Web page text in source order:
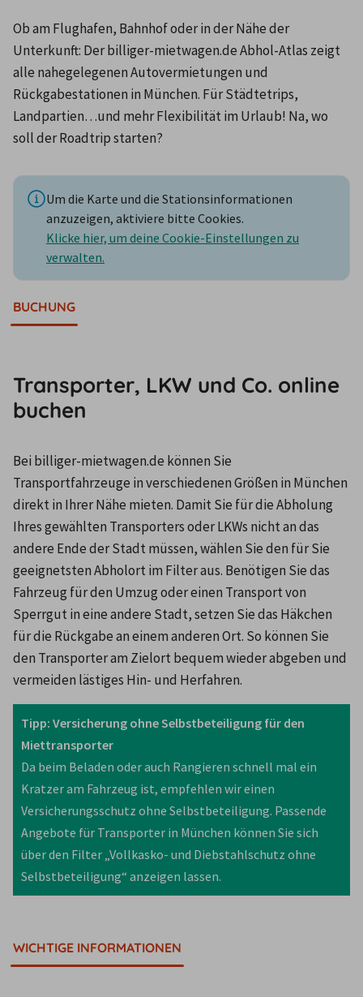
Ob am Flughafen, Bahnhof oder in der Nähe der
Unterkunft: Der billiger-mietwagen.de Abhol-Atlas zeigt
alle nahegelegenen Autovermietungen und
Rückgabestationen in München. Für Städtetrips,
Landpartien…und mehr Flexibilität im Urlaub! Na, wo
soll der Roadtrip starten?
Um die Karte und die Stationsinformationen
anzuzeigen, aktiviere bitte Cookies.
Klicke hier, um deine Cookie-Einstellungen zu
verwalten.
BUCHUNG
Transporter, LKW und Co. online
buchen
Bei billiger-mietwagen.de können Sie
Transportfahrzeuge in verschiedenen Größen in München
direkt in Ihrer Nähe mieten. Damit Sie für die Abholung
Ihres gewählten Transporters oder LKWs nicht an das
andere Ende der Stadt müssen, wählen Sie den für Sie
geeignetsten Abholort im Filter aus. Benötigen Sie das
Fahrzeug für den Umzug oder einen Transport von
Sperrgut in eine andere Stadt, setzen Sie das Häkchen
für die Rückgabe an einem anderen Ort. So können Sie
den Transporter am Zielort bequem wieder abgeben und
vermeiden lästiges Hin- und Herfahren.
Tipp: Versicherung ohne Selbstbeteiligung für den
Miettransporter
Da beim Beladen oder auch Rangieren schnell mal ein
Kratzer am Fahrzeug ist, empfehlen wir einen
Versicherungsschutz ohne Selbstbeteiligung. Passende
Angebote für Transporter in München können Sie sich
über den Filter „Vollkasko- und Diebstahlschutz ohne
Selbstbeteiligung“ anzeigen lassen.
WICHTIGE INFORMATIONEN